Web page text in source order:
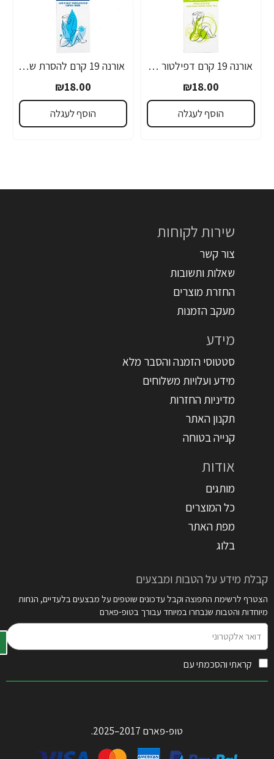
אורנה 19 קרם דפילטור לעור רגיש 80 גרם
₪18.00
הוסף לעגלה
אורנה 19 קרם להסרת שיער לקו הביקיני 90 מ"ל
₪18.00
הוסף לעגלה
שירות לקוחות
צור קשר
שאלות ותשובות
החזרת מוצרים
מעקב הזמנות
מידע
סטטוסי הזמנה והסבר מלא
מידע ועלויות משלוחים
מדיניות החזרות
תקנון האתר
קנייה בטוחה
אודות
מותגים
כל המוצרים
מפת האתר
בלוג
קבלת מידע על הטבות ומבצעים
הצטרף לרשימת התפוצה וקבל עדכונים שוטפים על מבצעים בלעדיים, הנחות
מיוחדות והטבות שנבחרו במיוחד עבורך בטופ-פארם
אלקטרוני
קראתי והסכמתי עם
טופ-פארם 2017–2025.